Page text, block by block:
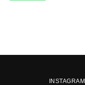
INSTAGRAM